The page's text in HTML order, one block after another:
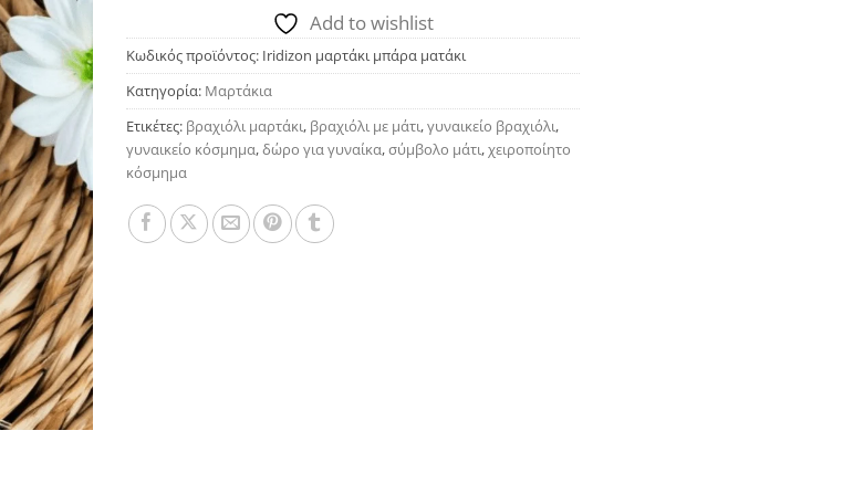
Add to wishlist
Κωδικός προϊόντος: Iridizon μαρτάκι μπάρα ματάκι
Κατηγορία: Μαρτάκια
Ετικέτες: βραχιόλι μαρτάκι, βραχιόλι με μάτι,γυναικείο βραχιόλι,
γυναικείο κόσμημα,δώρο για γυναίκα,σύμβολο μάτι,χειροποίητο
κόσμημα